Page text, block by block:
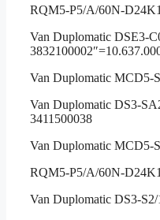
RQM5-P5/A/60N-D24K1
Van Duplomatic DSE3-
Van Duplomatic MCD5-
Van Duplomatic DS3-
3411500038
Van Duplomatic MCD5-
RQM5-P5/A/60N-D24K1
Van Duplomatic DS3-